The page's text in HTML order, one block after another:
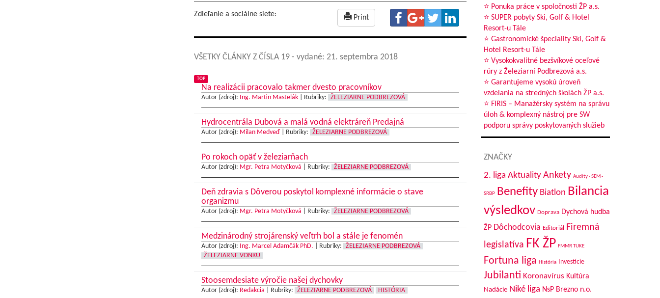
Zdieľanie a sociálne siete: Print
VŠETKY ČLÁNKY Z ČÍSLA 19 - vydané: 21. septembra 2018
TOP
Na realizácii pracovalo takmer dvesto pracovníkov
Autor (zdroj): Ing. Martin Mastelák| Rubriky: ŽELEZIARNE PODBREZOVÁ
Hydrocentrála Dubová a malá vodná elektráreň Predajná
Autor (zdroj): Milan Medveď| Rubriky: ŽELEZIARNE PODBREZOVÁ
Po rokoch opäť v železiarňach
Autor (zdroj): Mgr. Petra Motyčková Rubriky: ŽELEZIARNE PODBREZOVÁ
Deň zdravia s Dôverou poskytol komplexné informácie o stave
organizmu
Autor (zdroj): Mgr. Petra Motyčková Rubriky: ŽELEZIARNE PODBREZOVÁ
Medzinárodný strojárenský veľtrh bol a stále je fenomén
Autor (zdroj): Ing. Marcel Adamčák PhD. Rubriky:
ŽELEZIARNE PODBREZOVÁ
ŽELEZIARNE VONKU
Stoosemdesiate výročie našej dychovky
Autor (zdroj): Redakcia Rubriky: ŽELEZIARNE PODBREZOVÁ HISTÓRIA
⭐ Ponuka práce v spoločnosti ŽP a.s.
⭐ SUPER pobyty Ski, Golf & Hotel
Resort-u Tále
⭐ Gastronomické špeciality Ski, Golf &
Hotel Resort-u Tále
⭐ Vysokokvalitné bezšvíkové oceľové
rúry z Železiarní Podbrezová a.s.
⭐ Garantujeme vysokú úroveň
vzdelania na stredných školách ŽP a.s.
⭐ FIRIS – Manažérsky systém na správu
úloh & komplexný nástroj pre SW
podporu správy poskytovaných služieb
ZNAČKY
2. liga Aktuality Ankety Audity - SEM -
SRBP Benefity Biatlon Bilancia
výsledkov Doprava Dychová hudba
ŽP Dôchodcovia Editoriál
Firemná
legislatíva FK ŽP FMMR TUKE
Fortuna liga História Investície
Jubilanti Koronavírus Kultúra
Nadácie Niké liga NsP Brezno n.o.